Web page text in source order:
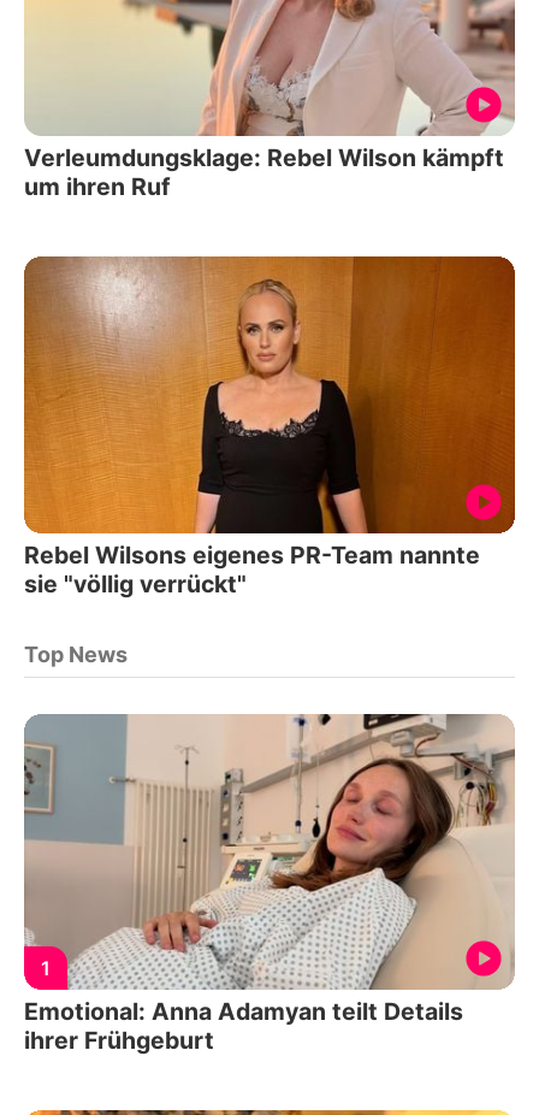
Verleumdungsklage: Rebel Wilson kämpft
um ihren Ruf
Rebel Wilsons eigenes PR-Team nannte
sie "völlig verrückt"
Top News
1
Emotional: Anna Adamyan teilt Details
ihrer Frühgeburt